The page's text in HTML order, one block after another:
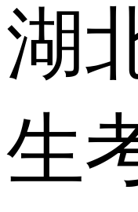
湖
生